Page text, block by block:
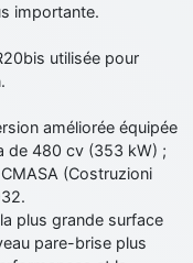
importante.
utilisée pour
améliorée équipée
de 480 cv (353 kW) ;
(Costruzioni
plus grande surface
pare-brise plus